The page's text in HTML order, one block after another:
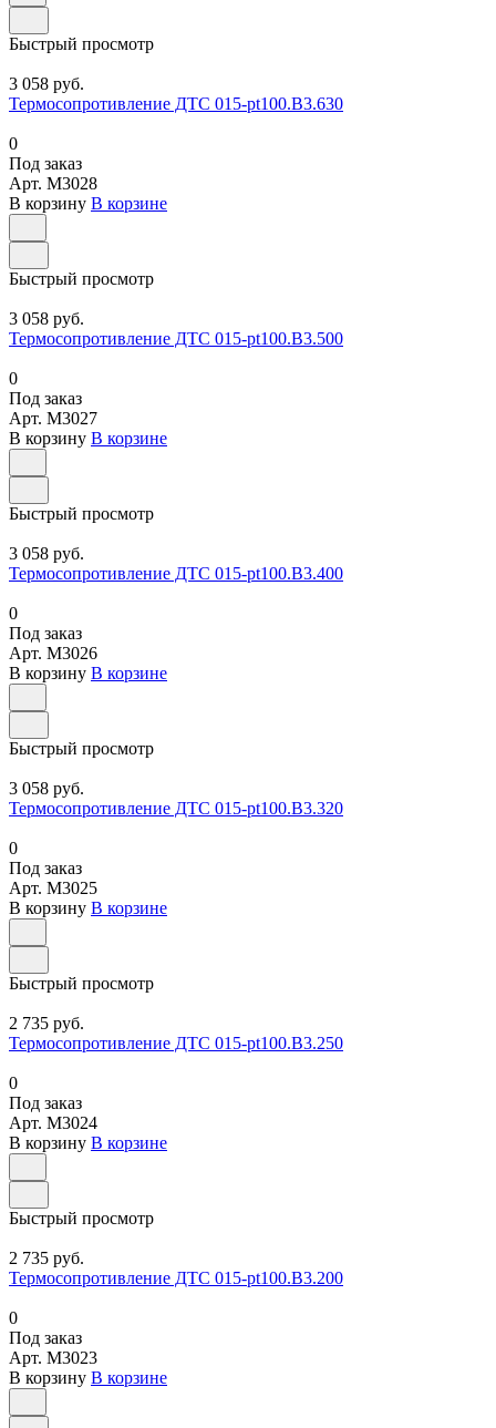
Быстрый просмотр
3 058 руб.
Термосопротивление ДТС 015-pt100.В3.630
0
Под заказ
Арт. M3028
В корзину В корзине
Быстрый просмотр
3 058 руб.
Термосопротивление ДТС 015-pt100.В3.500
0
Под заказ
Арт. M3027
В корзину В корзине
Быстрый просмотр
3 058 руб.
Термосопротивление ДТС 015-pt100.В3.400
0
Под заказ
Арт. M3026
В корзину В корзине
Быстрый просмотр
3 058 руб.
Термосопротивление ДТС 015-pt100.В3.320
0
Под заказ
Арт. M3025
В корзину В корзине
Быстрый просмотр
2 735 руб.
Термосопротивление ДТС 015-pt100.В3.250
0
Под заказ
Арт. M3024
В корзину В корзине
Быстрый просмотр
2 735 руб.
Термосопротивление ДТС 015-pt100.В3.200
0
Под заказ
Арт. M3023
В корзину В корзине